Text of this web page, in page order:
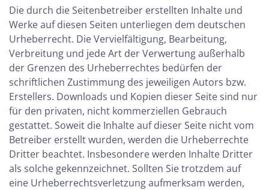
Die durch die Seitenbetreiber erstellten Inhalte und
Werke auf diesen Seiten unterliegen dem deutschen
Urheberrecht. Die Vervielfältigung, Bearbeitung,
Verbreitung und jede Art der Verwertung außerhalb
der Grenzen des Urheberrechtes bedürfen der
schriftlichen Zustimmung des jeweiligen Autors bzw.
Erstellers. Downloads und Kopien dieser Seite sind nur
für den privaten, nicht kommerziellen Gebrauch
gestattet. Soweit die Inhalte auf dieser Seite nicht vom
Betreiber erstellt wurden, werden die Urheberrechte
Dritter beachtet. Insbesondere werden Inhalte Dritter
als solche gekennzeichnet. Sollten Sie trotzdem auf
eine Urheberrechtsverletzung aufmerksam werden,